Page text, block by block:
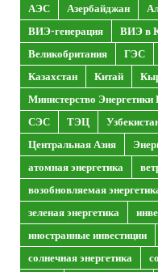
АЭС Азербайджан
ВИЭ-генерация
ВИЭ в
Великобритания
ГЭС
Казахстан
Китай
Министерство Энергетики
СЭС
ТЭЦ
Центральная Азия
атомная энергетика
возобновляемая
зеленая энергетика
иностранные инвестиции
солнечная энергетика